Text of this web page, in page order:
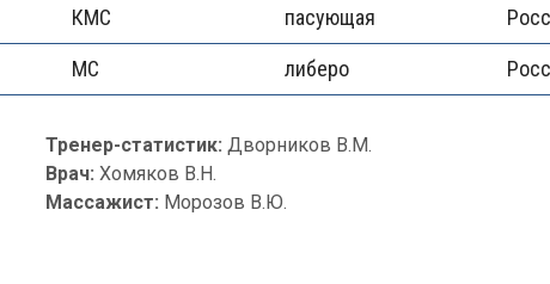
КМС пасующая
МС либеро
Тренер-статистик: Дворников В.М.
Врач: Хомяков В.Н.
Массажист: Морозов В.Ю.